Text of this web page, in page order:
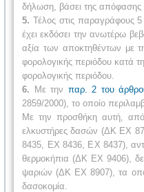
δήλωση, βάσει της
5. Τέλος στις παραγράφους
έχει εκδόσει την ανωτέρω
αξία των αποκτηθέντων με
φορολογικής περιόδου κατά
φορολογικής περιόδου.
6. Με την παρ. 2 του
2859/2000), το οποίο
Με την προσθήκη αυτή, από
ελκυστήρες δασών (ΔΚ ΕΧ
8435, ΕΧ 8436, ΕΧ 8437),
θερμοκήπια (ΔΚ ΕΧ 9406),
ψαριών (ΔΚ ΕΧ 8907), τα
δασοκομία.